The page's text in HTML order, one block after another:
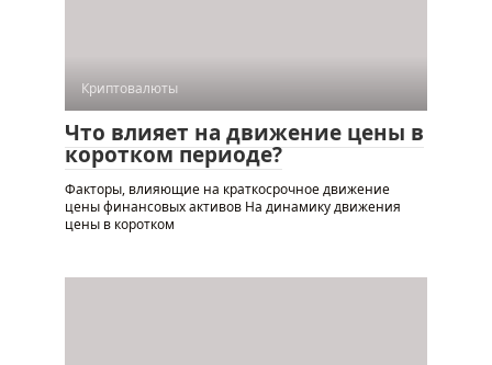
Криптовалюты
Что влияет на движение цены в
коротком периоде?
Факторы, влияющие на краткосрочное движение
цены финансовых активов На динамику движения
цены в коротком